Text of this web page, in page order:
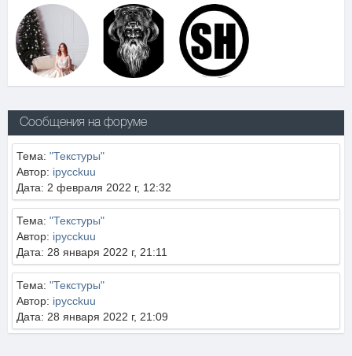
Сообщения на форуме
Тема: "Текстуры"
Автор: ipycckuu
Дата: 2 февраля 2022 г, 12:32
Тема: "Текстуры"
Автор: ipycckuu
Дата: 28 января 2022 г, 21:11
Тема: "Текстуры"
Автор: ipycckuu
Дата: 28 января 2022 г, 21:09